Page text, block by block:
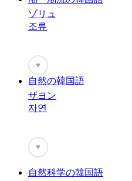
ゾリュ
조류
♥
自然の韓国語
ザヨン
자연
♥
自然科学の韓国語